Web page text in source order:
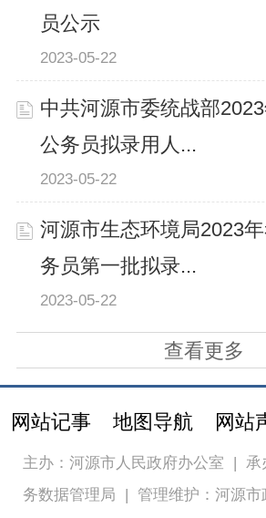
员公示
2023-05-22
中共河源市委统战部
公务员拟录用人...
2023-05-22
河源市生态环境局2023
务员第一批拟录...
2023-05-22
查看更多
网站记事 地图导航 网站
主办：河源市人民政府办公室
承
务数据管理局
管理维护：河源